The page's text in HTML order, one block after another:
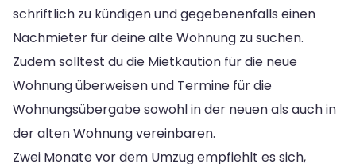
schriftlich zu kündigen und gegebenenfalls einen
Nachmieter für deine alte Wohnung zu suchen.
Zudem solltest du die Mietkaution für die neue
Wohnung überweisen und Termine für die
Wohnungsübergabe sowohl in der neuen als auch in
der alten Wohnung vereinbaren.
Zwei Monate vor dem Umzug empfiehlt es sich,